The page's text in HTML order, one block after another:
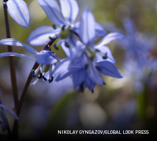
NIKOLAY GYNGAZOV/GLOBAL LOOK PRESS